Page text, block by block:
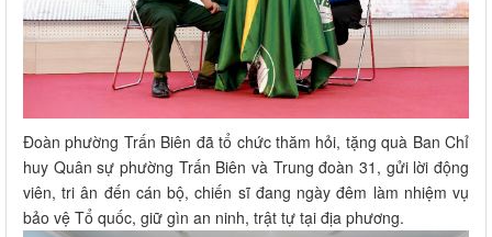
Đoàn phường Trấn Biên đã tổ chức thăm hỏi, tặng quà Ban Chỉ
huy Quân sự phường Trấn Biên và Trung đoàn 31, gửi lời động
viên, tri ân đến cán bộ, chiến sĩ đang ngày đêm làm nhiệm vụ
bảo vệ Tổ quốc, giữ gìn an ninh, trật tự tại địa phương.